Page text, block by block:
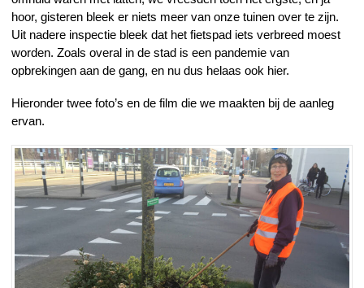
hoor, gisteren bleek er niets meer van onze tuinen over te zijn.
Uit nadere inspectie bleek dat het fietspad iets verbreed moest
worden. Zoals overal in de stad is een pandemie van
opbrekingen aan de gang, en nu dus helaas ook hier.
Hieronder twee foto’s en de film die we maakten bij de aanleg
ervan.